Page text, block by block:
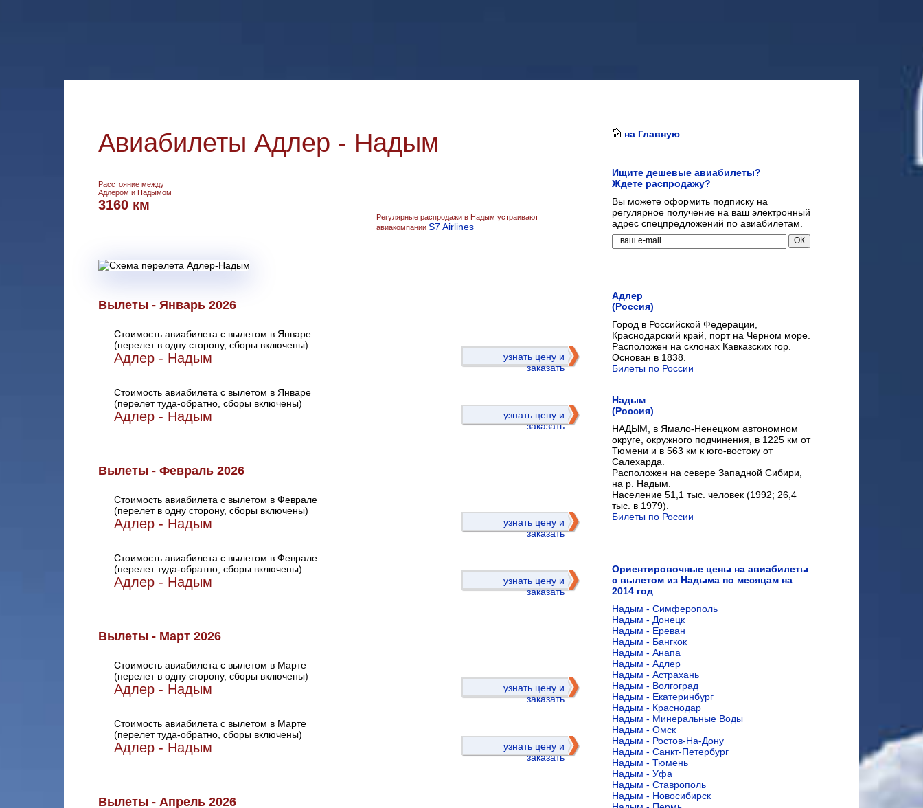
Авиабилеты Адлер - Надым
Расстояние между
Адлером и Надымом
3160 км
Регулярные распродажи в Надым устраивают
авиакомпании S7 Airlines
Вылеты - Январь 2026
Стоимость авиабилета с вылетом в Январе
(перелет в одну сторону, сборы включены)
Адлер - Надым
узнать цену и
заказать
Стоимость авиабилета с вылетом в Январе
(перелет туда-обратно, сборы включены)
Адлер - Надым
узнать цену и
заказать
Вылеты - Февраль 2026
Стоимость авиабилета с вылетом в Феврале
(перелет в одну сторону, сборы включены)
Адлер - Надым
узнать цену и
заказать
Стоимость авиабилета с вылетом в Феврале
(перелет туда-обратно, сборы включены)
Адлер - Надым
узнать цену и
заказать
Вылеты - Март 2026
Стоимость авиабилета с вылетом в Марте
(перелет в одну сторону, сборы включены)
Адлер - Надым
узнать цену и
заказать
Стоимость авиабилета с вылетом в Марте
(перелет туда-обратно, сборы включены)
Адлер - Надым
узнать цену и
заказать
Вылеты - Апрель 2026
на Главную
Ищите дешевые авиабилеты?
Ждете распродажу?
Вы можете оформить подписку на
регулярное получение на ваш электронный
адрес спецпредложений по авиабилетам.
Адлер
(Россия)
Город в Российской Федерации,
Краснодарский край, порт на Черном море.
Расположен на склонах Кавказских гор.
Основан в 1838.
Билеты по России
Надым
(Россия)
НАДЫМ, в Ямало-Ненецком автономном
округе, окружного подчинения, в 1225 км от
Тюмени и в 563 км к юго-востоку от
Салехарда.
Расположен на севере Западной Сибири,
на р. Надым.
Население 51,1 тыс. человек (1992; 26,4
тыс. в 1979).
Билеты по России
Ориентировочные цены на авиабилеты
с вылетом из Надыма по месяцам на
2014 год
Надым - Симферополь
Надым - Донецк
Надым - Ереван
Надым - Бангкок
Надым - Анапа
Надым - Адлер
Надым - Астрахань
Надым - Волгоград
Надым - Екатеринбург
Надым - Краснодар
Надым - Минеральные Воды
Надым - Омск
Надым - Ростов-На-Дону
Надым - Санкт-Петербург
Надым - Тюмень
Надым - Уфа
Надым - Ставрополь
Надым - Новосибирск